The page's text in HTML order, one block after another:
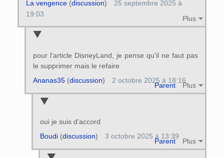
Plus
La vengence(discussion)
25 septembre 2025 à
19:03
pour l'article DisneyLand, je pense qu'il ne faut pas
le supprimer mais le refaire
Parent Plus
Ananas35(discussion) 2 octobre 2025 à 18:16
oui je suis d'accord
Parent Plus
Boudi(discussion) 3 octobre 2025 à 13:39